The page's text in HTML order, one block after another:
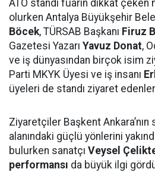
ATO standı fuarın dikkat çeken
olurken Antalya Büyükşehir
Böcek, TÜRSAB Başkanı Firuz
Gazetesi Yazarı Yavuz Donat,
ve iş dünyasından birçok isim
Parti MKYK Üyesi ve iş insanı
üyeleri de standı ziyaret edenler
Ziyaretçiler Başkent Ankara’nın
alanındaki güçlü yönlerini
bulurken sanatçı Veysel
performansı da büyük ilgi